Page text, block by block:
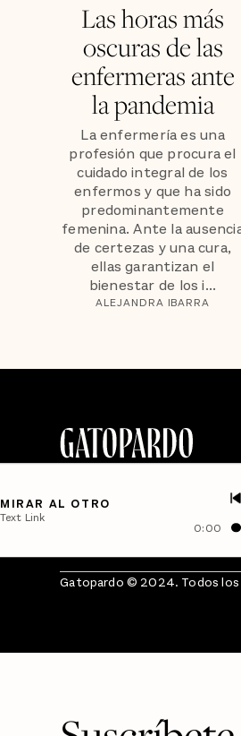
Las horas más
oscuras de las
enfermeras ante
la pandemia
La enfermería es una
profesión que procura el
cuidado integral de los
enfermos y que ha sido
predominantemente
femenina. Ante la
de certezas y una cura,
ellas garantizan el
bienestar de los i...
ALEJANDRA IBARRA
MIRAR AL OTRO
Text Link
0:00
Gatopardo © 2024. Todos los